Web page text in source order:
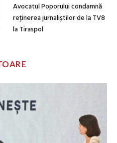
Avocatul Poporului condamnă
reținerea jurnaliștilor de la TV8
la Tiraspol